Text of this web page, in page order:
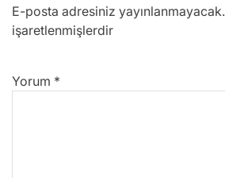
E-posta adresiniz yayınlanmayacak.
işaretlenmişlerdir
Yorum *